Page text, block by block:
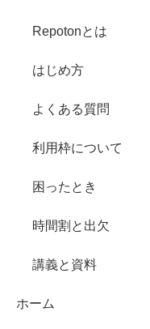
Repotonとは
はじめ方
よくある質問
利用枠について
困ったとき
時間割と出欠
講義と資料
ホーム